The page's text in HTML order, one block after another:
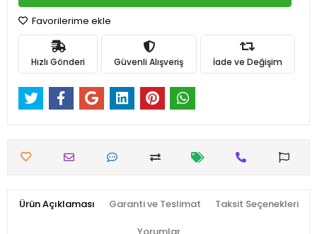
Favorilerime ekle
Hızlı Gönderi Güvenli Alışveriş İade ve Değişim
Ürün Açıklaması Garanti ve Teslimat Taksit Seçenekleri